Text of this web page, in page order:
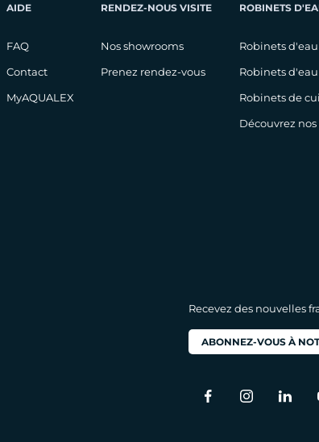
AIDE
FAQ
Contact
MyAQUALEX
RENDEZ-NOUS VISITE
Nos showrooms
Prenez rendez-vous
ROBINETS
Robinets
Robinets
Robinets de
Découvrez
Recevez des nouvelles
ABONNEZ-VOUS À